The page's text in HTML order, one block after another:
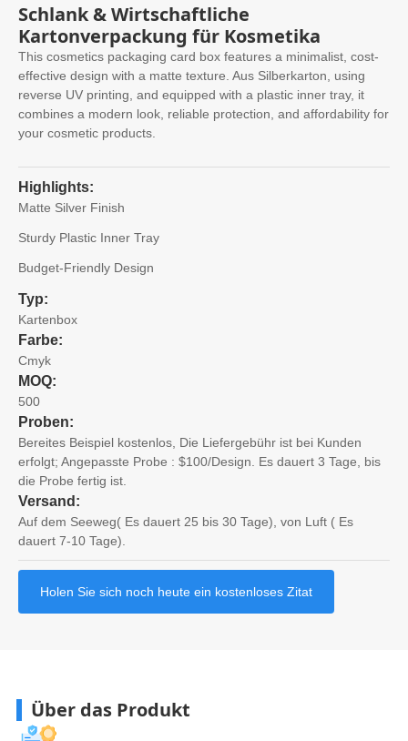
Schlank & Wirtschaftliche
Kartonverpackung für Kosmetika
This cosmetics packaging card box features a minimalist cost-
effective design with a matte texture . Aus Silberkarton, using
reverse UV printing and equipped with a plastic inner tray, it
combines a modern look reliable protection and affordability for
your cosmetic products
Highlights:
Matte Silver Finish
Sturdy Plastic Inner Tray
Budget-Friendly Design
Typ:
Kartenbox
Farbe:
Cmyk
MOQ:
500
Proben:
Bereites Beispiel kostenlos, Die Liefergebühr ist bei Kunden
erfolgt; Angepasste Probe : $100/Design. Es dauert 3 Tage, bis
die Probe fertig ist.
Versand:
Auf dem Seeweg( Es dauert 25 bis 30 Tage), von Luft ( Es
dauert 7-10 Tage).
Holen Sie sich noch heute ein kostenloses Zitat
Über das Produkt